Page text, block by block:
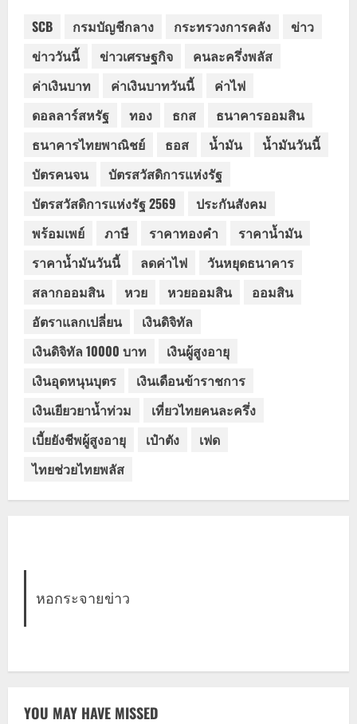
SCB กรมบัญชีกลาง กระทรวงการคลัง
ข่าว
ข่าววันนี้
ข่าวเศรษฐกิจ
คนละครึ่งพลัส
ค่าเงินบาท
ค่าเงินบาทวันนี้
ค่าไฟ
ดอลลาร์สหรัฐ
ทอง ธกส
ธนาคารออมสิน
ธนาคารไทยพาณิชย์
ธอส น้ำมัน
น้ำมันวันนี้
บัตรคนจน
บัตรสวัสดิการแห่งรัฐ
บัตรสวัสดิการแห่งรัฐ 2569
ประกันสังคม
พร้อมเพย์
ภาษี ราคาทองคำ
ราคาน้ำมัน
ราคาน้ำมันวันนี้
ลดค่าไฟ
วันหยุดธนาคาร
สลากออมสิน
หวย หวยออมสิน
ออมสิน
อัตราแลกเปลี่ยน
เงินดิจิทัล
เงินดิจิทัล 10000 บาท
เงินผู้สูงอายุ
เงินอุดหนุนบุตร
เงินเดือนข้าราชการ
เงินเยียวยาน้ำท่วม
เที่ยวไทยคนละครึ่ง
เบี้ยยังชีพผู้สูงอายุ
เป๋าตัง
เฟด
ไทยช่วยไทยพลัส
หอกระจายข่าว
YOU MAY HAVE MISSED